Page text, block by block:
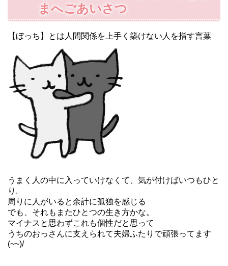
まへごあいさつ
【ぼっち】とは人間関係を上手く築けない人を指す言葉
うまく人の中に入っていけなくて、気が付けばいつもひと
り.
周りに人がいると余計に孤独を感じる
でも、それもまたひとつの生き方かな。
マイナスと思わずこれも個性だと思って
うちのおっさんに支えられて夫婦ふたりで頑張ってます
(~~)/